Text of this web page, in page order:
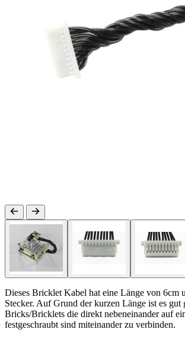
Dieses Bricklet Kabel hat eine Länge von 6cm
Stecker. Auf Grund der kurzen Länge ist es gut
Bricks/Bricklets die direkt nebeneinander auf
festgeschraubt sind miteinander zu verbinden.